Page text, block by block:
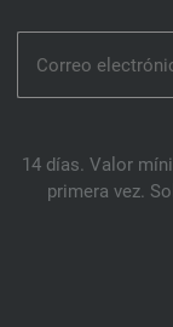
14 días. Valor
primera vez.